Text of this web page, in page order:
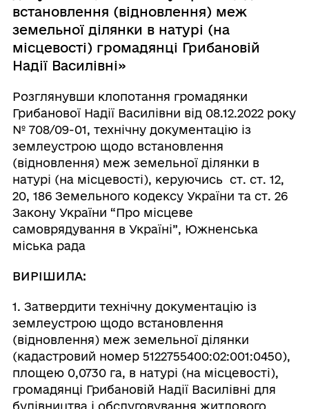
встановлення (відновлення) меж
земельної ділянки в натурі (на
місцевості) громадянці Грибановій
Надії Василівні»
Розглянувши клопотання громадянки
Грибанової Надії Василівни від 08.12.2022 року
№ 708/09-01, технічну документацію із
землеустрою щодо встановлення
(відновлення) меж земельної ділянки в
натурі (на місцевості), керуючись ст. ст. 12,
20, 186 Земельного кодексу України та ст. 26
Закону України “Про місцеве
самоврядування в Україні”, Южненська
міська рада
ВИРІШИЛА:
1. Затвердити технічну документацію із
землеустрою щодо встановлення
(відновлення) меж земельної ділянки
(кадастровий номер 5122755400:02:001:0450),
площею 0,0730 га, в натурі (на місцевості),
громадянці Грибановій Надії Василівні для
будівництва і обслуговування житлового